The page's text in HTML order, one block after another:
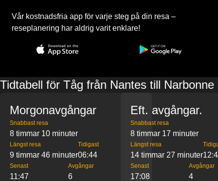
Vår kostnadsfria app för varje steg på din resa –
reseplanering har aldrig varit enklare!
Tidtabell för Tåg från Nantes till Narbonne
Morgonavgångar
Snabbast resa
8 timmar 10 minuter
Längst resa
9 timmar 46 minuter
Tidigast
06:44
Senast
11:47
Avgångar
6
Eft. avgångar.
Snabbast resa
8 timmar 17 minuter
Längst resa
14 timmar 27 minuter
Senast
17:08
Avgångar
4